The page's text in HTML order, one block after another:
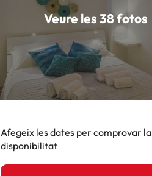
Veure les 38 fotos
Afegeix les dates per comprovar la
disponibilitat